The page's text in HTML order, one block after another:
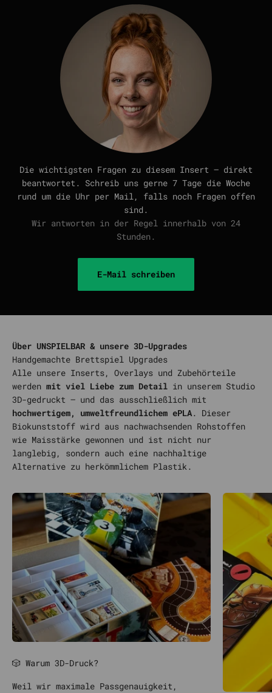
Die wichtigsten Fragen zu diesem Insert — direkt
beantwortet. Schreib uns gerne 7 Tage die Woche
rund um die Uhr per Mail, falls noch Fragen offen
sind.
Wir antworten in der Regel innerhalb von 24
Stunden.
E-Mail schreiben
Über UNSPIELBAR & unsere 3D-Upgrades
Alle unsere Inserts, Overlays und Zubehörteile
werden mit viel Liebe zum Detail in unserem Studio
3D-gedruckt – und das ausschließlich mit
hochwertigem, umweltfreundlichem ePLA. Dieser
Biokunststoff wird aus nachwachsenden Rohstoffen
wie Maisstärke gewonnen und ist nicht nur
langlebig, sondern auch eine nachhaltige
Alternative zu herkömmlichem Plastik.
🎲 Warum 3D-Druck?
Weil wir maximale Passgenauigkeit,